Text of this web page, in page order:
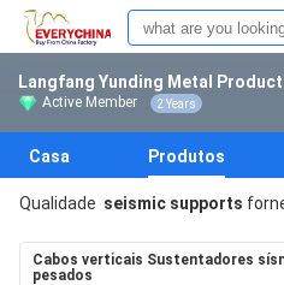
Langfang Yunding Metal
Active Member 2 Years
Casa Produtos
Qualidade seismic supports
Cabos verticais Sustentadores
pesados